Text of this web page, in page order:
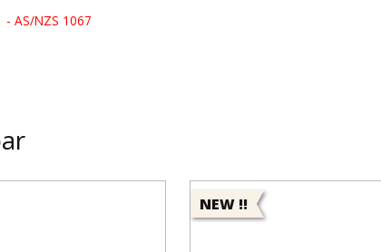
- AS/NZS 1067
NEW !!